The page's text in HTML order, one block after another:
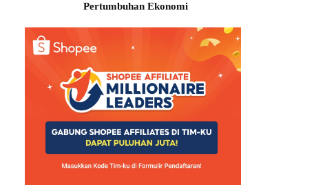
Pertumbuhan Ekonomi